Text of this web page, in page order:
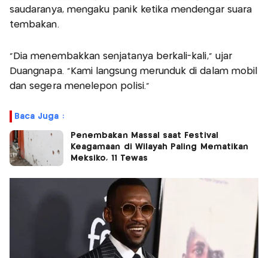
saudaranya, mengaku panik ketika mendengar suara
tembakan.
"Dia menembakkan senjatanya berkali-kali," ujar
Duangnapa. "Kami langsung merunduk di dalam mobil
dan segera menelepon polisi."
Baca Juga :
Penembakan Massal saat Festival
Keagamaan di Wilayah Paling Mematikan
Meksiko, 11 Tewas